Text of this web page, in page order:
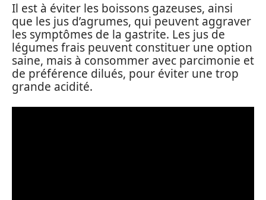
Il est à éviter les boissons gazeuses, ainsi
que les jus d’agrumes, qui peuvent aggraver
les symptômes de la gastrite. Les jus de
légumes frais peuvent constituer une option
saine, mais à consommer avec parcimonie et
de préférence dilués, pour éviter une trop
grande acidité.